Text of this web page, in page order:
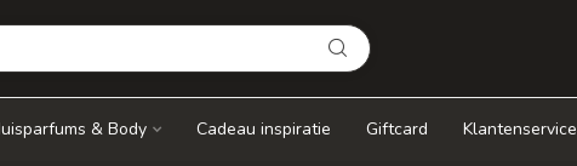
& Body Cadeau inspiratie Giftcard Klantenservice